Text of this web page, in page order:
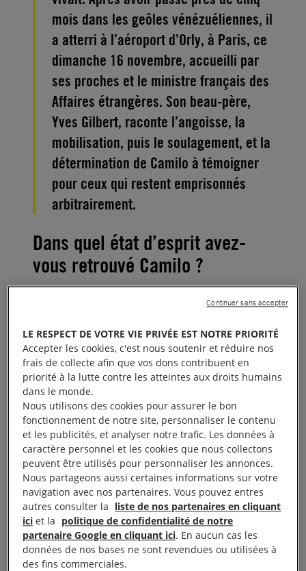
mois dans les geôles vénézuéliennes, il
a atterri à l’aéroport d’Orly, à Paris, ce
dimanche 16 novembre, accueilli par
ses proches et le ministre français des
Affaires étrangères. Son beau-père,
Yves Gilbert, raconte l’angoisse, la
mobilisation, puis le soulagement, et la
détermination de Camilo à témoigner
pour ceux qui restent emprisonnés
arbitrairement.
Dans quel état d’esprit avez-
vous retrouvé Camilo ?
Camilo est très inquiet. Il est encore bouleversé. On
les détenus qui étaient avec lui, et dont personne ne
parle.
Comment vous sentez-vous
depuis sa libération ?
Je ne sais pas ! Comment je me sens ? Je n’ai pas le
temps de réfléchir. C’est la déferlante !
Comment avez-vous appris la
nouvelle ?
LE RESPECT DE VOTRE VIE PRIVÉE EST NOTRE PRIORITÉ
Accepter les cookies, c'est nous soutenir et réduire nos
frais de collecte afin que vos dons contribuent en
priorité à la lutte contre les atteintes aux droits humains
dans le monde.
Nous utilisons des cookies pour assurer le bon
fonctionnement de notre site, personnaliser le contenu
et les publicités, et analyser notre trafic. Les données à
caractère personnel et les cookies que nous collectons
peuvent être utilisés pour personnaliser les annonces.
Nous partageons aussi certaines informations sur votre
navigation avec nos partenaires. Vous pouvez entres
autres consulter la liste de nos partenaires en cliquant
ici et la politique de confidentialité de notre
partenaire Google en cliquant ici. En aucun cas les
données de nos bases ne sont revendues ou utilisées à
des fins commerciales.
Continuer sans accepter